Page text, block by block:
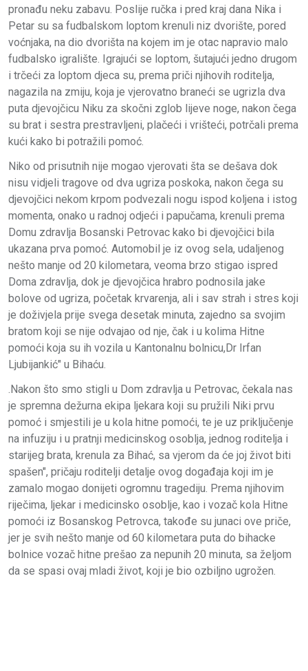
pronađu neku zabavu. Poslije ručka i pred kraj dana Nika i
Petar su sa fudbalskom loptom krenuli niz dvorište, pored
voćnjaka, na dio dvorišta na kojem im je otac napravio malo
fudbalsko igralište. Igrajući se loptom, šutajući jedno drugom
i trčeći za loptom djeca su, prema priči njihovih roditelja,
nagazila na zmiju, koja je vjerovatno braneći se ugrizla dva
puta djevojčicu Niku za skočni zglob lijeve noge, nakon čega
su brat i sestra prestravljeni, plačeći i vrišteći, potrčali prema
kući kako bi potražili pomoć.
Niko od prisutnih nije mogao vjerovati šta se dešava dok
nisu vidjeli tragove od dva ugriza poskoka, nakon čega su
djevojčici nekom krpom podvezali nogu ispod koljena i istog
momenta, onako u radnoj odjeći i papučama, krenuli prema
Domu zdravlja Bosanski Petrovac kako bi djevojčici bila
ukazana prva pomoć. Automobil je iz ovog sela, udaljenog
nešto manje od 20 kilometara, veoma brzo stigao ispred
Doma zdravlja, dok je djevojčica hrabro podnosila jake
bolove od ugriza, početak krvarenja, ali i sav strah i stres koji
je doživjela prije svega desetak minuta, zajedno sa svojim
bratom koji se nije odvajao od nje, čak i u kolima Hitne
pomoći koja su ih vozila u Kantonalnu bolnicu,Dr Irfan
Ljubijankić" u Bihaću.
.Nakon što smo stigli u Dom zdravlja u Petrovac, čekala nas
je spremna dežurna ekipa ljekara koji su pružili Niki prvu
pomoć i smjestili je u kola hitne pomoći, te je uz priključenje
na infuziju i u pratnji medicinskog osoblja, jednog roditelja i
starijeg brata, krenula za Bihać, sa vjerom da će joj život biti
spašen", pričaju roditelji detalje ovog događaja koji im je
zamalo mogao donijeti ogromnu tragediju. Prema njihovim
riječima, ljekar i medicinsko osoblje, kao i vozač kola Hitne
pomoći iz Bosanskog Petrovca, takođe su junaci ove priče,
jer je svih nešto manje od 60 kilometara puta do bihacke
bolnice vozač hitne prešao za nepunih 20 minuta, sa željom
da se spasi ovaj mladi život, koji je bio ozbiljno ugrožen.